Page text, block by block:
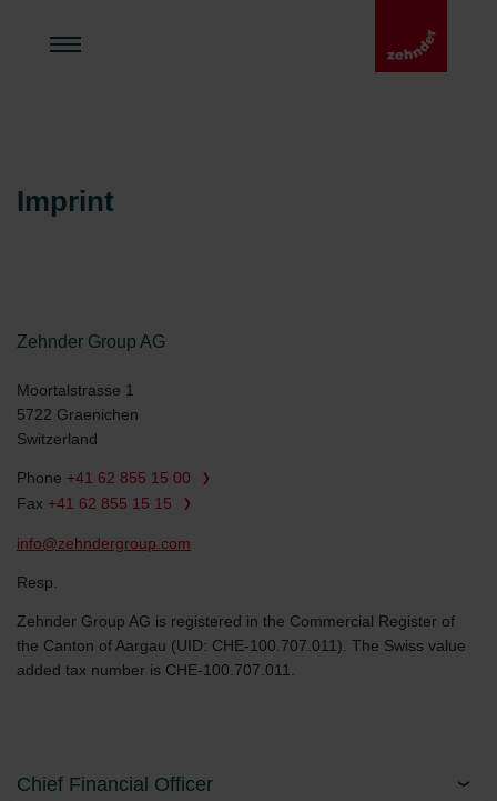
Imprint
Zehnder Group AG
Moortalstrasse 1
5722 Graenichen
Switzerland
Phone +41 62 855 15 00
Fax +41 62 855 15 15
info@zehndergroup.com
Resp.
Zehnder Group AG is registered in the Commercial Register of
the Canton of Aargau (UID: CHE-100.707.011). The Swiss value
added tax number is CHE-100.707.011.
Chief Financial Officer